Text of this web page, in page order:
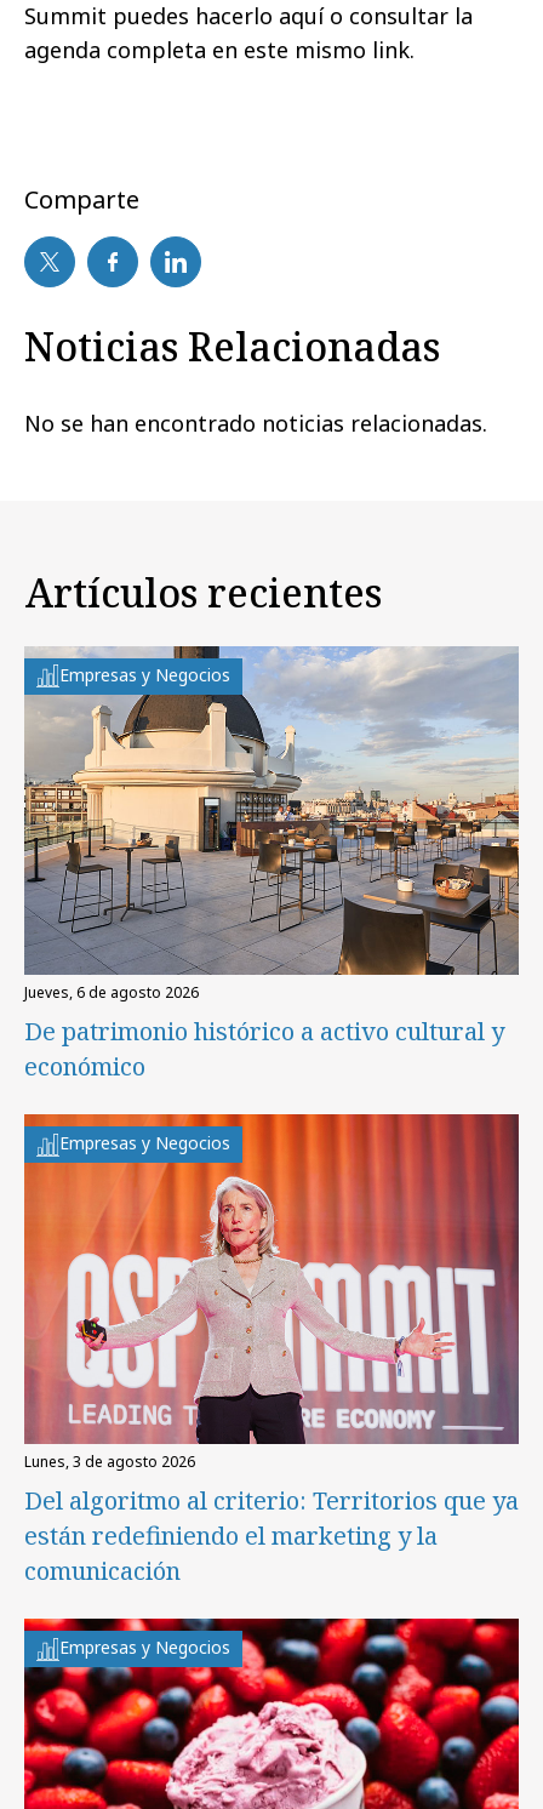
Summit puedes hacerlo aquí o consultar la
agenda completa en este mismo link.
Comparte
Noticias Relacionadas
No se han encontrado noticias relacionadas.
Artículos recientes
Empresas y Negocios
jueves, 6 de agosto 2026
De patrimonio histórico a activo cultural y
económico
Empresas y Negocios
lunes, 3 de agosto 2026
Del algoritmo al criterio: Territorios que ya
están redefiniendo el marketing y la
comunicación
Empresas y Negocios